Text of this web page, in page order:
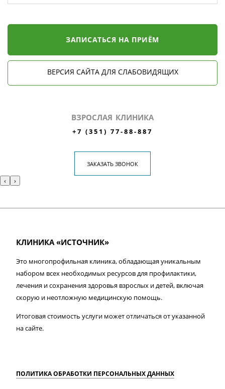
ЗАПИСАТЬСЯ НА ПРИЁМ
ВЕРСИЯ САЙТА ДЛЯ СЛАБОВИДЯЩИХ
ВЗРОСЛАЯ КЛИНИКА
+7 (351) 77-88-887
ЗАКАЗАТЬ ЗВОНОК
‹ ›
КЛИНИКА «ИСТОЧНИК»
Это многопрофильная клиника, обладающая уникальным
набором всех необходимых ресурсов для профилактики,
лечения и сохранения здоровья взрослых и детей, включая
скорую и неотложную медицинскую помощь.
Итоговая стоимость услуги может отличаться от указанной
на сайте.
ПОЛИТИКА ОБРАБОТКИ ПЕРСОНАЛЬНЫХ ДАННЫХ